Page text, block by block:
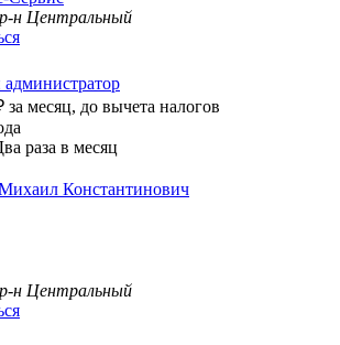
н Центральный
за месяц, до вычета налогов
раза в месяц
Константинович
н Центральный